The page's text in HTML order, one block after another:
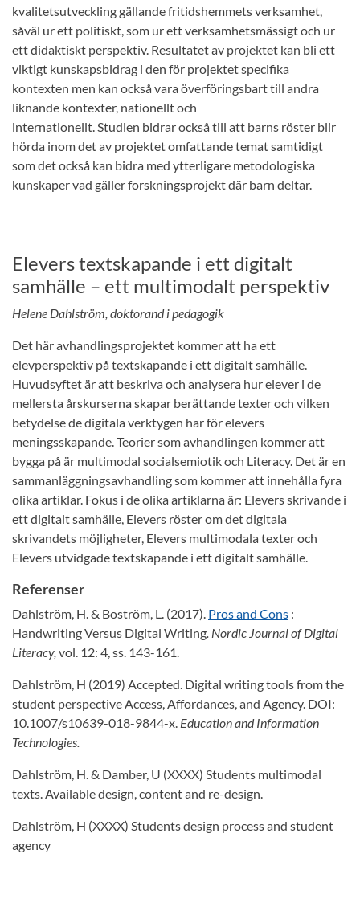
kvalitetsutveckling gällande fritidshemmets verksamhet,
såväl ur ett politiskt, som ur ett verksamhetsmässigt och ur
ett didaktiskt perspektiv. Resultatet av projektet kan bli ett
viktigt kunskapsbidrag i den för projektet specifika
kontexten men kan också vara överföringsbart till andra
liknande kontexter, nationellt och
internationellt. Studien bidrar också till att barns röster blir
hörda inom det av projektet omfattande temat samtidigt
som det också kan bidra med ytterligare metodologiska
kunskaper vad gäller forskningsprojekt där barn deltar.
Elevers textskapande i ett digitalt
samhälle – ett multimodalt perspektiv
Helene Dahlström, doktorand i pedagogik
Det här avhandlingsprojektet kommer att ha ett
elevperspektiv på textskapande i ett digitalt samhälle.
Huvudsyftet är att beskriva och analysera hur elever i de
mellersta årskurserna skapar berättande texter och vilken
betydelse de digitala verktygen har för elevers
meningsskapande. Teorier som avhandlingen kommer att
bygga på är multimodal socialsemiotik och Literacy. Det är en
sammanläggningsavhandling som kommer att innehålla fyra
olika artiklar. Fokus i de olika artiklarna är: Elevers skrivande i
ett digitalt samhälle, Elevers röster om det digitala
skrivandets möjligheter, Elevers multimodala texter och
Elevers utvidgade textskapande i ett digitalt samhälle.
Referenser
Dahlström, H. & Boström, L. (2017). Pros and Cons :
Handwriting Versus Digital Writing. Nordic Journal of Digital
Literacy, vol. 12: 4, ss. 143-161.
Dahlström, H (2019) Accepted. Digital writing tools from the
student perspective Access, Affordances, and Agency. DOI:
10.1007/s10639-018-9844-x. Education and Information
Technologies.
Dahlström, H. & Damber, U (XXXX) Students multimodal
texts. Available design, content and re-design.
Dahlström, H (XXXX) Students design process and student
agency